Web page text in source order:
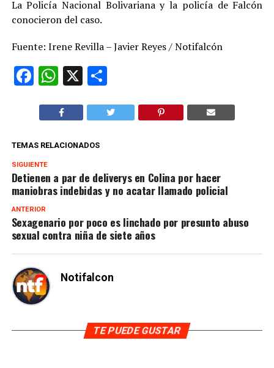
La Policía Nacional Bolivariana y la policía de Falcón
conocieron del caso.
Fuente: Irene Revilla – Javier Reyes / Notifalcón
Facebook
WhatsApp
X Compartir
TEMAS RELACIONADOS
SIGUIENTE
Detienen a par de deliverys en Colina por hacer
maniobras indebidas y no acatar llamado policial
ANTERIOR
Sexagenario por poco es linchado por presunto abuso
sexual contra niña de siete años
Notifalcon
TE PUEDE GUSTAR